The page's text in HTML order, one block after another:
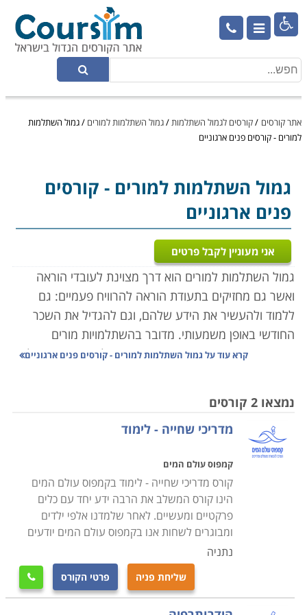

אתר קורסים /קורסים לגמול השתלמות/גמול השתלמות למורים /גמול השתלמות
למורים - קורסים פנים ארגוניים
גמול השתלמות למורים - קורסים
פנים ארגוניים
אני מעוניין לקבל פרטים
גמול השתלמות למורים הוא דרך מצוינת לעובדי הוראה
ואשר גם מחזיקים בתעודת הוראה להרוויח פעמיים: גם
ללמוד ולהעשיר את הידע שלהם, וגם להגדיל את השכר
החודשי באופן משמעותי. מדובר בהשתלמויות מורים
במסגרות ומוסדות שונים, המוגדרות ככאלו שמזכות בגמול,
נושאים ותחומים מקצועיים מעשירים.
גמול השתלמות קיים באופן נפרד לכל מיני מקצועות
ותחומים במגזר העסקי. כמו שקיימות למורים ועובדי הוראה
השתלמויות אופק חדש, כך באופן נפרד ובלתי תלוי קיים גמול
עבור אקדמאים במקצועות המח"ר, וניתן למצוא גם לעובדי
מדינה ולאחיות. הקריטריונים לקבלת הגמול, כמו גם אופן
חישוב התעריף ותנאי הגשת הבקשה, שונים בין תחום
לתחום ואין להשליך קריטריונים או תעריפים מתחום אחד על
כשמדובר בעובדי הוראה, קיימת טבלה ובה מפורטים כל
קרא עוד על גמול השתלמות למורים - קורסים פנים ארגוניים
נמצאו 2 קורסים
מדריכי שחייה - לימוד
קמפוס עולם המים
קורס מדריכי שחייה - לימוד בקמפוס עולם המים
הינו קורס המשלב את הרבה ידע יחד עם כלים
פרקטיים ומעשיים. לאחר שלמדנו אלפי ילדים
ומבוגרים לשחות אנו בקמפוס עולם המים יודעים
נתניה
שליחת פניה פרטי הקורס 